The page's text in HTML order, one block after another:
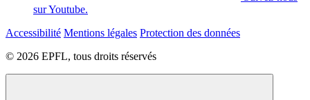
sur Youtube.
Accessibilité Mentions légales Protection des données
© 2026 EPFL, tous droits réservés